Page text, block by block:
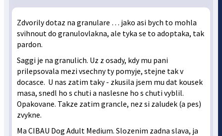
Zdvorily dotaz na granulare … jako asi bych to mohla
svihnout do granulovlakna, ale tyka se to adoptaka, tak
pardon.
Saggi je na granulich. Uz z osady, kdy mu pani
prilepsovala mezi vsechny ty pomyje, stejne tak v
docasce. U nas zatim taky - zkusila jsem mu dat kousek
masa, snedl ho s chuti a naslesne ho s chuti vyblil.
Opakovane. Takze zatim grancle, nez si zaludek (a pes)
zvykne.
Ma CIBAU Dog Adult Medium. Slozenim zadna slava, ja